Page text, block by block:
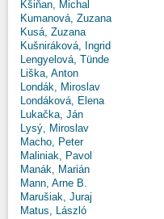
Kšiňan, Michal
Kumanová, Zuzana
Kusá, Zuzana
Kušniráková, Ingrid
Lengyelová, Tünde
Liška, Anton
Londák, Miroslav
Londáková, Elena
Lukačka, Ján
Lysý, Miroslav
Macho, Peter
Maliniak, Pavol
Manák, Marián
Mann, Arne B.
Marušiak, Juraj
Matus, László